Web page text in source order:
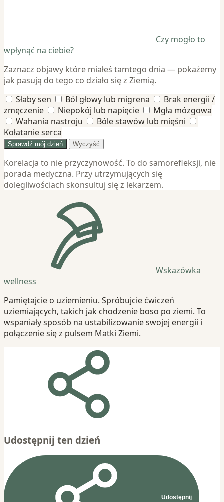
Czy mogło to
wpłynąć na ciebie?
Zaznacz objawy które miałeś tamtego dnia — pokażemy
jak pasują do tego co działo się z Ziemią.
Słaby sen
Ból głowy lub migrena
Brak energii /
zmęczenie
Niepokój lub napięcie
Mgła mózgowa
Wahania nastroju
Bóle stawów lub mięśni
Kołatanie serca
Sprawdź mój dzień Wyczyść
Korelacja to nie przyczynowość. To do samorefleksji, nie
porada medyczna. Przy utrzymujących się
dolegliwościach skonsultuj się z lekarzem.
Wskazówka
wellness
Pamiętajcie o uziemieniu. Spróbujcie ćwiczeń
uziemiających, takich jak chodzenie boso po ziemi. To
wspaniały sposób na ustabilizowanie swojej energii i
połączenie się z pulsem Matki Ziemi.
Udostępnij ten dzień
Udostępnij